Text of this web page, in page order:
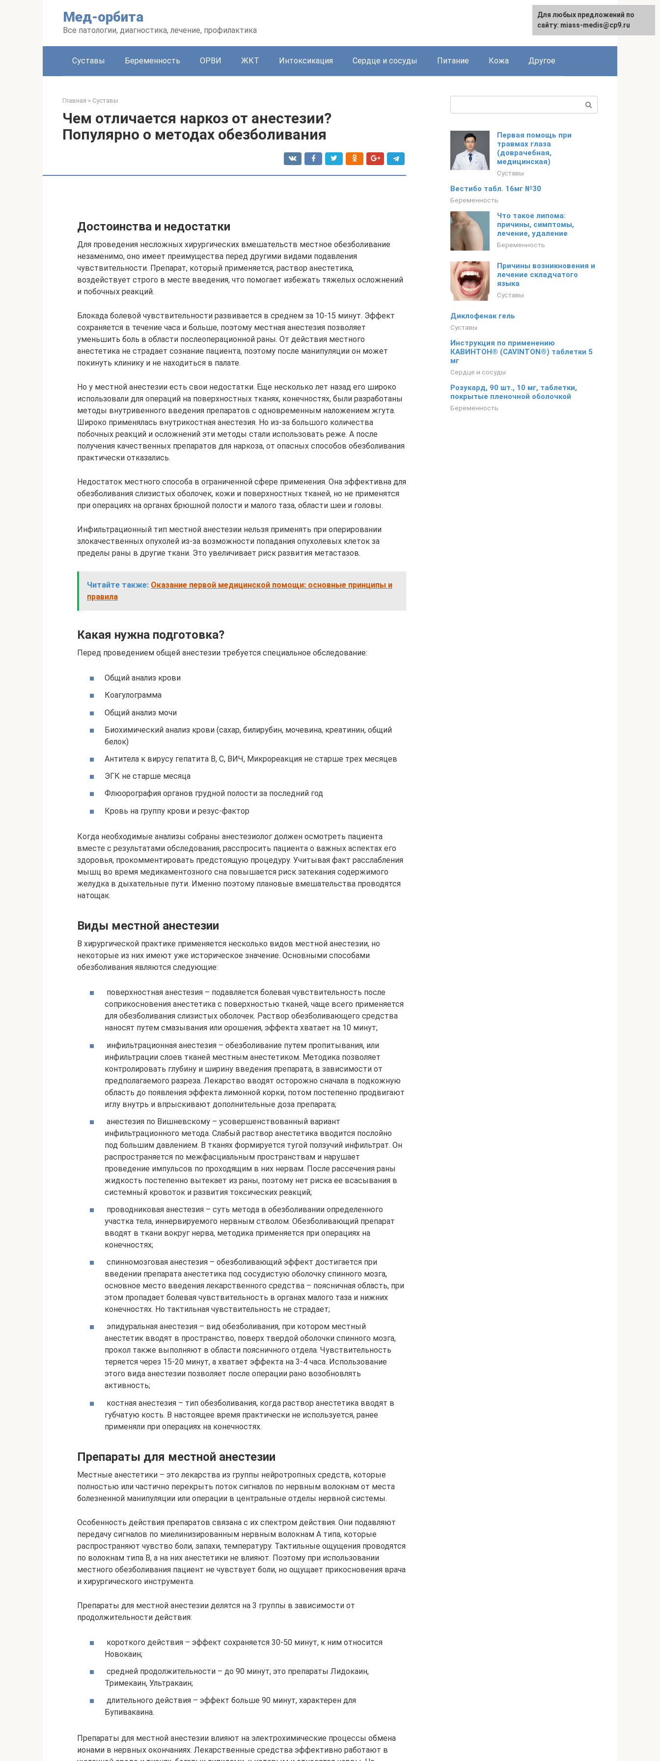
Мед-орбита
Все патологии, диагностика, лечение, профилактика
Суставы Беременность ОРВИ ЖКТ Интоксикация Сердце и сосуды Питание Кожа Другое
Главная » Суставы
Чем отличается наркоз от анестезии?
Популярно о методах обезболивания
Достоинства и недостатки
Для проведения несложных хирургических вмешательств местное обезболивание
незаменимо, оно имеет преимущества перед другими видами подавления
чувствительности. Препарат, который применяется, раствор анестетика,
воздействует строго в месте введения, что помогает избежать тяжелых осложнений
и побочных реакций.
Блокада болевой чувствительности развивается в среднем за 10-15 минут. Эффект
сохраняется в течение часа и больше, поэтому местная анестезия позволяет
уменьшить боль в области послеоперационной раны. От действия местного
анестетика не страдает сознание пациента, поэтому после манипуляции он может
покинуть клинику и не находиться в палате.
Но у местной анестезии есть свои недостатки. Еще несколько лет назад его широко
использовали для операций на поверхностных тканях, конечностях, были разработаны
методы внутривенного введения препаратов с одновременным наложением жгута.
Широко применялась внутрикостная анестезия. Но из-за большого количества
побочных реакций и осложнений эти методы стали использовать реже. А после
получения качественных препаратов для наркоза, от опасных способов обезболивания
практически отказались.
Недостаток местного способа в ограниченной сфере применения. Она эффективна для
обезболивания слизистых оболочек, кожи и поверхностных тканей, но не применятся
при операциях на органах брюшной полости и малого таза, области шеи и головы.
Инфильтрационный тип местной анестезии нельзя применять при оперировании
злокачественных опухолей из-за возможности попадания опухолевых клеток за
пределы раны в другие ткани. Это увеличивает риск развития метастазов.
Читайте также: Оказание первой медицинской помощи: основные принципы и
правила
Какая нужна подготовка?
Перед проведением общей анестезии требуется специальное обследование:
Общий анализ крови
Коагулограмма
Общий анализ мочи
Биохимический анализ крови (сахар, билирубин, мочевина, креатинин, общий
белок)
Антитела к вирусу гепатита В, С, ВИЧ, Микрореакция не старше трех месяцев
ЭГК не старше месяца
Флюорография органов грудной полости за последний год
Кровь на группу крови и резус-фактор
Когда необходимые анализы собраны анестезиолог должен осмотреть пациента
вместе с результатами обследования, расспросить пациента о важных аспектах его
здоровья, прокомментировать предстоящую процедуру. Учитывая факт расслабления
мышц во время медикаментозного сна повышается риск затекания содержимого
желудка в дыхательные пути. Именно поэтому плановые вмешательства проводятся
натощак.
Виды местной анестезии
В хирургической практике применяется несколько видов местной анестезии, но
некоторые из них имеют уже историческое значение. Основными способами
обезболивания являются следующие:
поверхностная анестезия – подавляется болевая чувствительность после
соприкосновения анестетика с поверхностью тканей, чаще всего применяется
для обезболивания слизистых оболочек. Раствор обезболивающего средства
наносят путем смазывания или орошения, эффекта хватает на 10 минут;
инфильтрационная анестезия – обезболивание путем пропитывания, или
инфильтрации слоев тканей местным анестетиком. Методика позволяет
контролировать глубину и ширину введения препарата, в зависимости от
предполагаемого разреза. Лекарство вводят осторожно сначала в подкожную
область до появления эффекта лимонной корки, потом постепенно продвигают
иглу внутрь и впрыскивают дополнительные доза препарата;
анестезия по Вишневскому – усовершенствованный вариант
инфильтрационного метода. Слабый раствор анестетика вводится послойно
под большим давлением. В тканях формируется тугой ползучий инфильтрат. Он
распространяется по межфасциальным пространствам и нарушает
проведение импульсов по проходящим в них нервам. После рассечения раны
жидкость постепенно вытекает из раны, поэтому нет риска ее всасывания в
системный кровоток и развития токсических реакций;
проводниковая анестезия – суть метода в обезболивании определенного
участка тела, иннервируемого нервным стволом. Обезболивающий препарат
вводят в ткани вокруг нерва, методика применяется при операциях на
конечностях;
спинномозговая анестезия – обезболивающий эффект достигается при
введении препарата анестетика под сосудистую оболочку спинного мозга,
основное место введения лекарственного средства – поясничная область, при
этом пропадает болевая чувствительность в органах малого таза и нижних
конечностях. Но тактильная чувствительность не страдает;
эпидуральная анестезия – вид обезболивания, при котором местный
анестетик вводят в пространство, поверх твердой оболочки спинного мозга,
прокол также выполняют в области поясничного отдела. Чувствительность
теряется через 15-20 минут, а хватает эффекта на 3-4 часа. Использование
этого вида анестезии позволяет после операции рано возобновлять
активность;
костная анестезия – тип обезболивания, когда раствор анестетика вводят в
губчатую кость. В настоящее время практически не используется, ранее
применяли при операциях на конечностях.
Препараты для местной анестезии
Местные анестетики – это лекарства из группы нейротропных средств, которые
полностью или частично перекрыть поток сигналов по нервным волокнам от места
болезненной манипуляции или операции в центральные отделы нервной системы.
Особенность действия препаратов связана с их спектром действия. Они подавляют
передачу сигналов по миелинизированным нервным волокнам А типа, которые
распространяют чувство боли, запахи, температуру. Тактильные ощущения проводятся
по волокнам типа В, а на них анестетики не влияют. Поэтому при использовании
местного обезболивания пациент не чувствует боли, но ощущает прикосновения врача
и хирургического инструмента.
Препараты для местной анестезии делятся на 3 группы в зависимости от
продолжительности действия:
короткого действия – эффект сохраняется 30-50 минут, к ним относится
Новокаин;
средней продолжительности – до 90 минут, это препараты Лидокаин,
Тримекаин, Ультракаин;
длительного действия – эффект больше 90 минут, характерен для
Бупивакаина.
Препараты для местной анестезии влияют на электрохимические процессы обмена
ионами в нервных окончаниях. Лекарственные средства эффективно работают в
Первая помощь при
травмах глаза
(доврачебная,
медицинская)
Суставы
Вестибо табл. 16мг №30
Беременность
Что такое липома:
причины, симптомы,
лечение, удаление
Беременность
Причины возникновения и
лечение складчатого
языка
Суставы
Диклофенак гель
Суставы
Инструкция по применению
КАВИНТОН® (CAVINTON®) таблетки 5
мг
Сердце и сосуды
Розукард, 90 шт., 10 мг, таблетки,
покрытые пленочной оболочкой
Беременность
Для любых предложений по
сайту: miass-medis@cp9.ru